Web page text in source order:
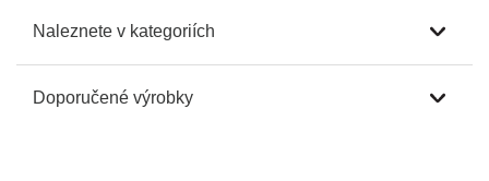
Naleznete v kategoriích
Doporučené výrobky